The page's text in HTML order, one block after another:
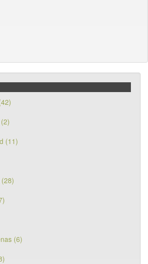
(11)
(6)